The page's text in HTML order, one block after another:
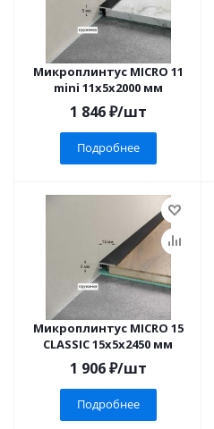
Микроплинтус MICRO 11
mini 11х5х2000 мм
1 846₽/шт
Подробнее
Микроплинтус MICRO 15
CLASSIC 15х5х2450 мм
1 906₽/шт
Подробнее